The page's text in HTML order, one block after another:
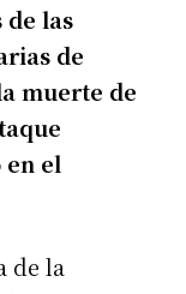
de las
de
muerte de
el
de la